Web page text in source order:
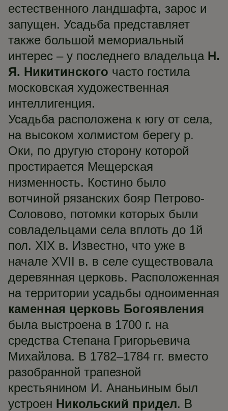
естественного ландшафта, зарос и
запущен. Усадьба представляет
также большой мемориальный
интерес – у последнего владельца Н.
Я. Никитинского часто гостила
московская художественная
интеллигенция.
Усадьба расположена к югу от села,
на высоком холмистом берегу р.
Оки, по другую сторону которой
простирается Мещерская
низменность. Костино было
вотчиной рязанских бояр Петрово-
Соловово, потомки которых были
совладельцами села вплоть до 1й
пол. XIX в. Известно, что уже в
начале XVII в. в селе существовала
деревянная церковь. Расположенная
на территории усадьбы одноименная
каменная церковь Богоявления
была выстроена в 1700 г. на
средства Степана Григорьевича
Михайлова. В 1782–1784 гг. вместо
разобранной трапезной
крестьянином И. Ананьиным был
устроен Никольский придел. В